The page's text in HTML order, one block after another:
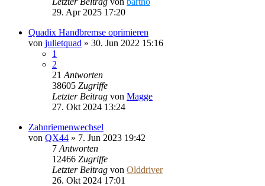
29. Apr 2025 17:20
Quadix Handbremse oprimieren
von julietquad » 30. Jun 2022 15:16
1
2
21 Antworten
38605 Zugriffe
Letzter Beitrag von Magge
27. Okt 2024 13:24
Zahnriemenwechsel
von QX44 » 7. Jun 2023 19:42
7 Antworten
12466 Zugriffe
Letzter Beitrag von Olddriver
26. Okt 2024 17:01